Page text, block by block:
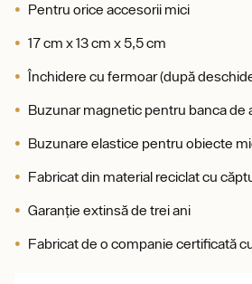
Pentru orice accesorii mici
17 cm x 13 cm x 5,5 cm
Închidere cu fermoar (după
Buzunar magnetic pentru banca de
Buzunare elastice pentru obiecte
Fabricat din material reciclat cu
Garanție extinsă de trei ani
Fabricat de o companie certificată